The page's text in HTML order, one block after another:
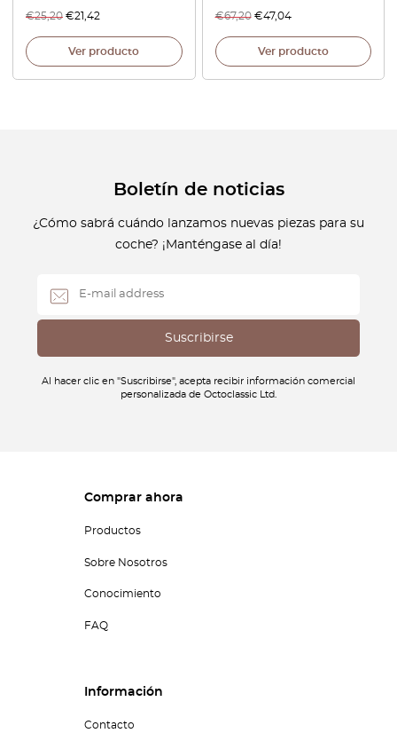
€25,20 €21,42
Ver producto
€67,20 €47,04
Ver producto
Boletín de noticias
¿Cómo sabrá cuándo lanzamos nuevas piezas para su
coche? ¡Manténgase al día!
Al hacer clic en "Suscribirse", acepta recibir información comercial
personalizada de Octoclassic Ltd.
Comprar ahora
Productos
Sobre Nosotros
Conocimiento
FAQ
Información
Contacto